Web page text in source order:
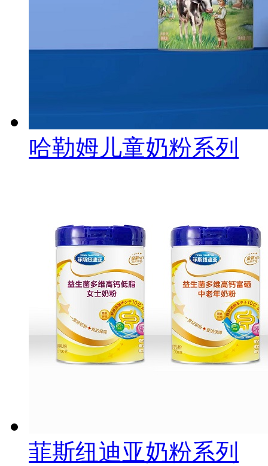
哈勒姆儿童奶粉系列
菲斯纽迪亚奶粉系列